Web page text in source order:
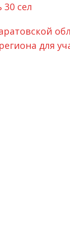
сел
для